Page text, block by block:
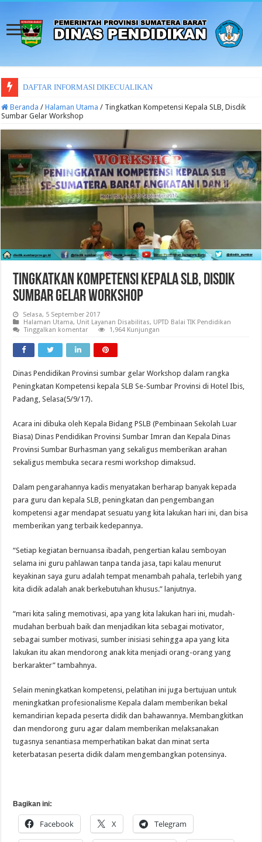
DAFTAR INFORMASI DIKECUALIKAN
Beranda / Halaman Utama / Tingkatkan Kompetensi Kepala SLB, Disdik
Sumbar Gelar Workshop
Tingkatkan Kompetensi Kepala SLB, Disdik
Sumbar Gelar Workshop
Selasa, 5 September 2017
Halaman Utama, Unit Layanan Disabilitas, UPTD Balai TIK Pendidikan
Tinggalkan komentar
1,964 Kunjungan
Dinas Pendidikan Provinsi sumbar gelar Workshop dalam rangka
Peningkatan Kompetensi kepala SLB Se-Sumbar Provinsi di Hotel Ibis,
Padang, Selasa(5/9/17).
Acara ini dibuka oleh Kepala Bidang PSLB (Pembinaan Sekolah Luar
Biasa) Dinas Pendidikan Provinsi Sumbar Imran dan Kepala Dinas
Provinsi Sumbar Burhasman yang sekaligus memberikan arahan
sekaligus membuka secara resmi workshop dimaksud.
Dalam pengarahannya kadis menyatakan berharap banyak kepada
para guru dan kepala SLB, peningkatan dan pengembangan
kompetensi agar mendapat sesuatu yang kita lakukan hari ini, dan bisa
memberikan yang terbaik kedepannya.
“Setiap kegiatan bernuansa ibadah, pengertian kalau semboyan
selama ini guru pahlawan tanpa tanda jasa, tapi kalau menurut
keyakinan saya guru adalah tempat menambah pahala, terlebih yang
kita didik adalah anak berkebutuhan khusus.” lanjutnya.
“mari kita saling memotivasi, apa yang kita lakukan hari ini, mudah-
mudahan berbuah baik dan menjadikan kita sebagai motivator,
sebagai sumber motivasi, sumber inisiasi sehingga apa yang kita
lakukan itu akan mendorong anak kita menjadi orang-orang yang
berkarakter” tambahnya.
Selain meningkatkan kompetensi, pelatihan ini juga bertujuan untuk
meningkatkan profesionalisme Kepala dalam memberikan bekal
kemandirian kepada peserta didik dan bahawannya. Membangkitkan
dan mendorong guru agar dalam memberikan melaksanakan
tugasnya senantiasa memperhatikan bakat dan minat serta
keterbatasan peserta didik dalam mengembangkan potensinya.
Bagikan ini:
Facebook X Telegram